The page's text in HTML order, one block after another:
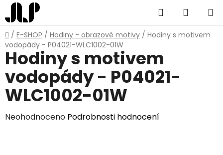
Přejít
na
obsah
Hledat
KOŠÍK
Domů
/ E-SHOP / Hodiny - obrazové motivy / Hodiny s motivem
vodopády - P04021-WLC1002-01W
Hodiny s motivem
vodopády - P04021-
WLC1002-01W
Průměrné
Neohodnoceno Podrobnosti hodnocení